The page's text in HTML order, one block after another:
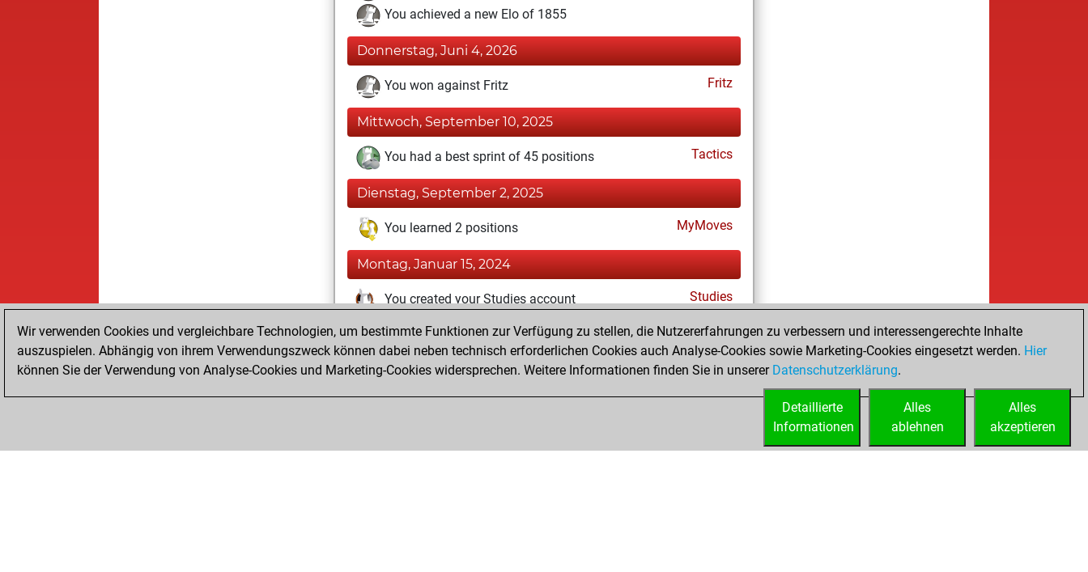
You achieved a new Elo of 1855
Donnerstag, Juni 4, 2026
You won against Fritz Fritz
Mittwoch, September 10, 2025
You had a best sprint of 45 positions Tactics
Dienstag, September 2, 2025
You learned 2 positions MyMoves
Montag, Januar 15, 2024
You created your Studies account Studies
Montag, Dezember 18, 2023
You created your Fritz account Fritz
Wir verwenden Cookies und vergleichbare Technologien, um bestimmte Funktionen zur Verfügung zu stellen, die Nutzererfahrungen zu verbessern und interessengerechte Inhalte
auszuspielen. Abhängig von ihrem Verwendungszweck können dabei neben technisch erforderlichen Cookies auch Analyse-Cookies sowie Marketing-Cookies eingesetzt werden. Hier
können Sie der Verwendung von Analyse-Cookies und Marketing-Cookies widersprechen. Weitere Informationen finden Sie in unserer Datenschutzerklärung.
Alles
akzeptieren
Alles
ablehnen
Detaillierte
Informationen